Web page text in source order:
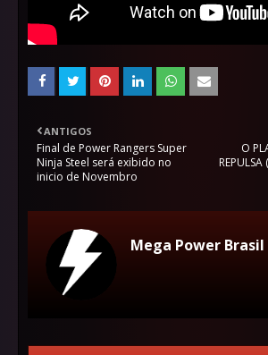
O
ANTIGOS
Final de Power Rangers Super
Ninja Steel será exibido no
inicio de Novembro
Mega Power Brasil